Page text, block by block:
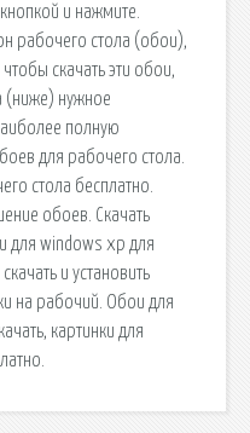
и нажмите.
рабочего стола (обои),
скачать эти обои,
(ниже) нужное
полную
для рабочего стола.
стола бесплатно.
обоев. Скачать
для windows хр для
и установить
на рабочий. Обои для
картинки для